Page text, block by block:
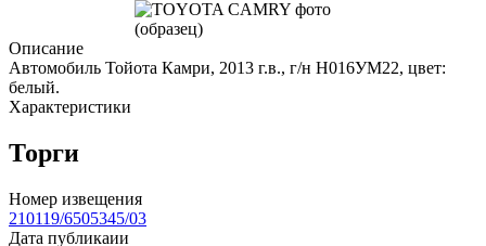
Описание
Автомобиль Тойота Камри, 2013 г.в., г/н Н016УМ22, цвет:
белый.
Характеристики
Торги
Номер извещения
210119/6505345/03
Дата публикаии